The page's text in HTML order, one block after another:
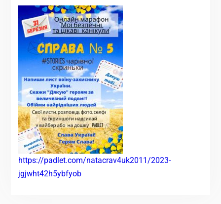
https://padlet.com/natacrav4uk2011/2023-
jgjwht42h5ybfyob